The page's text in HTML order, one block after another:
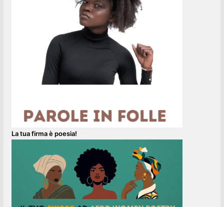
La tua firma è poesia!